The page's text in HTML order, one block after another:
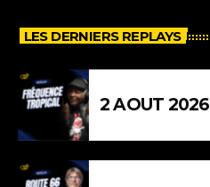
LES DERNIERS REPLAYS
2 AOUT 2026